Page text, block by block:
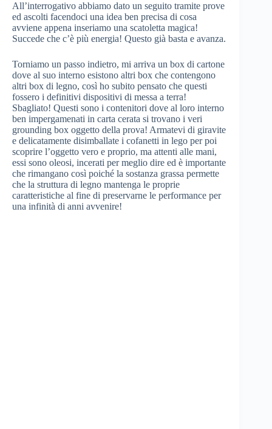
All’interrogativo abbiamo dato un seguito tramite prove
ed ascolti facendoci una idea ben precisa di cosa
avviene appena inseriamo una scatoletta magica!
Succede che c’è più energia! Questo già basta e avanza.
Torniamo un passo indietro, mi arriva un box di cartone
dove al suo interno esistono altri box che contengono
altri box di legno, così ho subito pensato che questi
fossero i definitivi dispositivi di messa a terra!
Sbagliato! Questi sono i contenitori dove al loro interno
ben impergamenati in carta cerata si trovano i veri
grounding box oggetto della prova! Armatevi di giravite
e delicatamente disimballate i cofanetti in lego per poi
scoprire l’oggetto vero e proprio, ma attenti alle mani,
essi sono oleosi, incerati per meglio dire ed è importante
che rimangano così poiché la sostanza grassa permette
che la struttura di legno mantenga le proprie
caratteristiche al fine di preservarne le performance per
una infinità di anni avvenire!